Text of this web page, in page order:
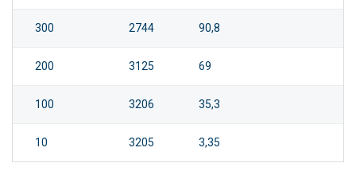
300 2744 90,8
200 3125 69
100 3206 35,3
10 3205 3,35